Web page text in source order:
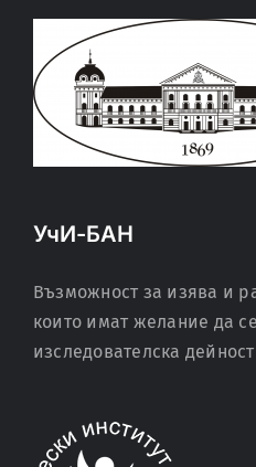
УчИ-БАН
Възможност за изява и
които имат желание да
изследователска